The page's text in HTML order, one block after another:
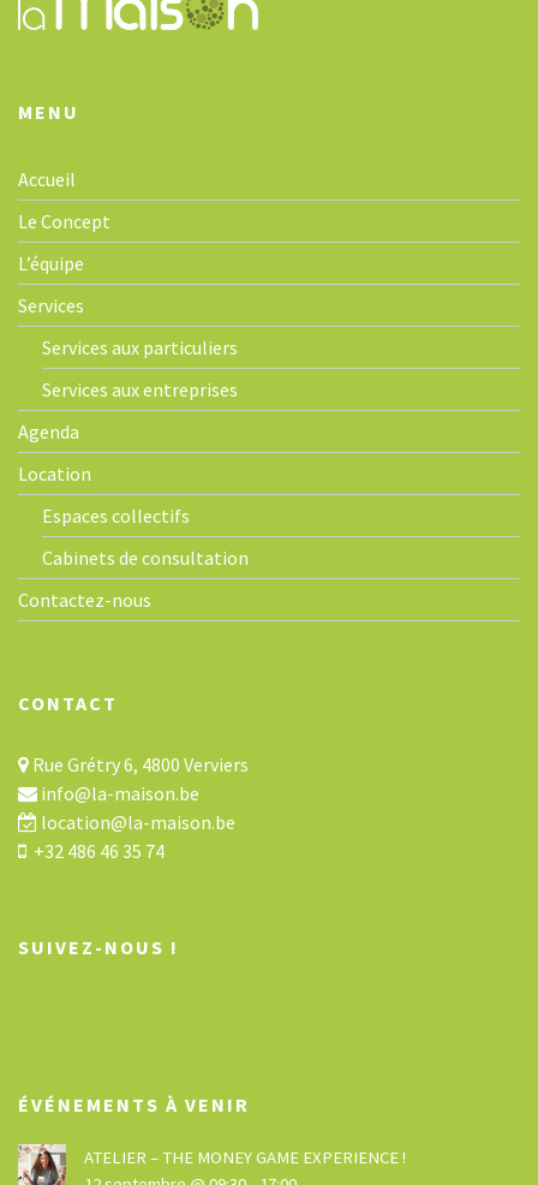
i
o
MENU
Accueil
Le Concept
L’équipe
Services
Services aux particuliers
Services aux entreprises
Agenda
Location
Espaces collectifs
Cabinets de consultation
Contactez-nous
CONTACT
Rue Grétry 6, 4800 Verviers
info@la-maison.be
location@la-maison.be
+32 486 46 35 74
SUIVEZ-NOUS !
ÉVÉNEMENTS À VENIR
ATELIER – THE MONEY GAME EXPERIENCE !